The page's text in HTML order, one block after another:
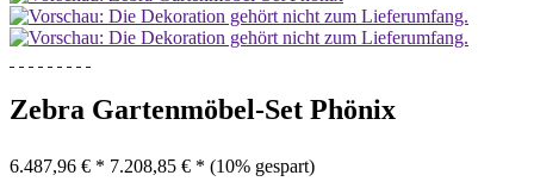
Zebra Gartenmöbel-Set Phönix
6.487,96 € * 7.208,85 € * (10% gespart)